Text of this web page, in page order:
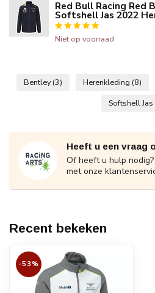
Red Bull Racing Red
Softshell Jas 2022
Niet op voorraad
Bentley(3) Herenkleding (8)
Softshell Jas
Heeft u een vraag
Of heeft u hulp
met onze
Recent bekeken
-53%